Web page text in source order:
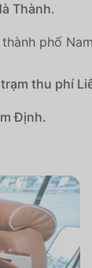
Thành.
phố
thu phí
Định.